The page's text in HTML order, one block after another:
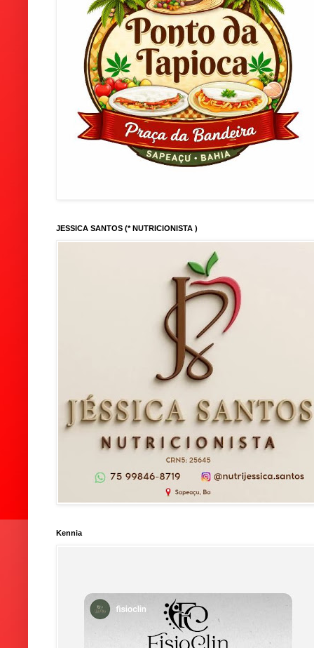
JESSICA SANTOS (* NUTRICIONISTA )
Kennia